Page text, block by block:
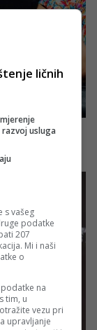
ličnih
razvoj usluga
s vašeg
podatke
207
Mi i naši
o
na
tim, u
vezu pri
upravljanje